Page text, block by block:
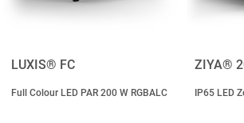
LUXIS® FC
Full Colour LED PAR 200 W RGBALC
ZIYA®
IP65 LED